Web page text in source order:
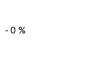
- 0 %